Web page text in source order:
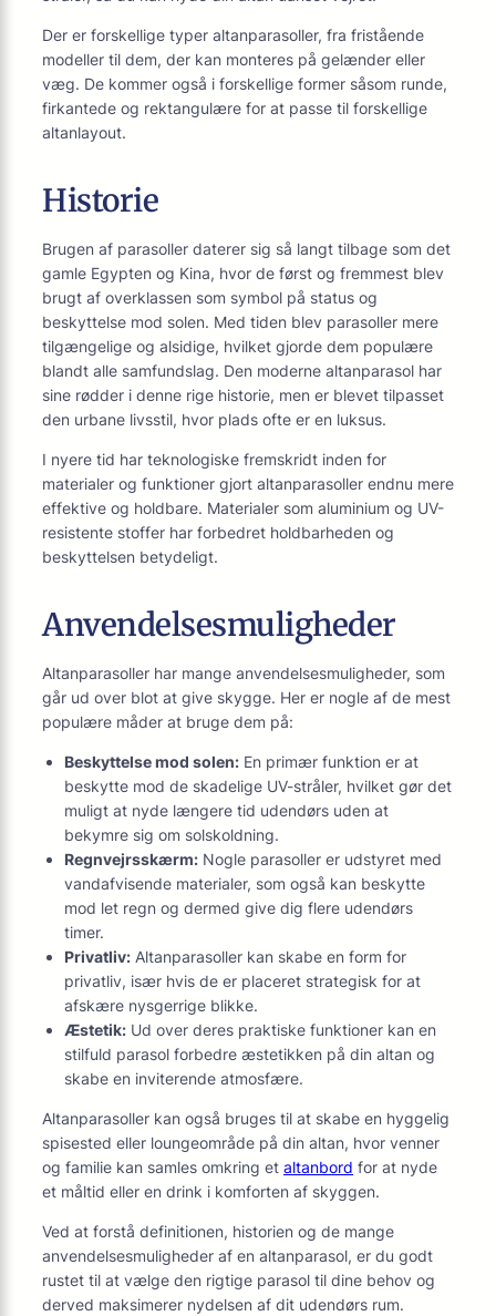
Der er forskellige typer altanparasoller, fra fristående
modeller til dem, der kan monteres på gelænder eller
væg. De kommer også i forskellige former såsom runde,
firkantede og rektangulære for at passe til forskellige
altanlayout.
Historie
Brugen af parasoller daterer sig så langt tilbage som det
gamle Egypten og Kina, hvor de først og fremmest blev
brugt af overklassen som symbol på status og
beskyttelse mod solen. Med tiden blev parasoller mere
tilgængelige og alsidige, hvilket gjorde dem populære
blandt alle samfundslag. Den moderne altanparasol har
sine rødder i denne rige historie, men er blevet tilpasset
den urbane livsstil, hvor plads ofte er en luksus.
I nyere tid har teknologiske fremskridt inden for
materialer og funktioner gjort altanparasoller endnu mere
effektive og holdbare. Materialer som aluminium og UV-
resistente stoffer har forbedret holdbarheden og
beskyttelsen betydeligt.
Anvendelsesmuligheder
Altanparasoller har mange anvendelsesmuligheder, som
går ud over blot at give skygge. Her er nogle af de mest
populære måder at bruge dem på:
Beskyttelse mod solen: En primær funktion er at
beskytte mod de skadelige UV-stråler, hvilket gør det
muligt at nyde længere tid udendørs uden at
bekymre sig om solskoldning.
Regnvejrsskærm: Nogle parasoller er udstyret med
vandafvisende materialer, som også kan beskytte
mod let regn og dermed give dig flere udendørs
timer.
Privatliv: Altanparasoller kan skabe en form for
privatliv, især hvis de er placeret strategisk for at
afskære nysgerrige blikke.
Æstetik: Ud over deres praktiske funktioner kan en
stilfuld parasol forbedre æstetikken på din altan og
skabe en inviterende atmosfære.
Altanparasoller kan også bruges til at skabe en hyggelig
spisested eller loungeområde på din altan, hvor venner
og familie kan samles omkring et altanbord for at nyde
et måltid eller en drink i komforten af skyggen.
Ved at forstå definitionen, historien og de mange
anvendelsesmuligheder af en altanparasol, er du godt
rustet til at vælge den rigtige parasol til dine behov og
derved maksimerer nydelsen af dit udendørs rum.